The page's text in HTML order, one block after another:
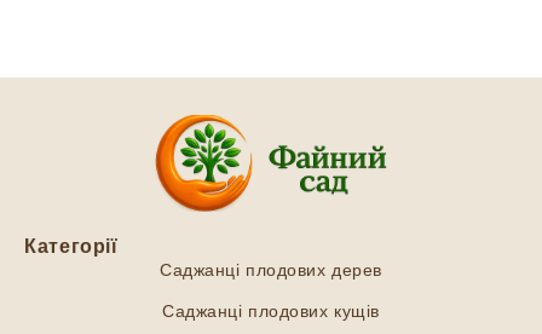
Категорії
Саджанці плодових дерев
Саджанці плодових кущів